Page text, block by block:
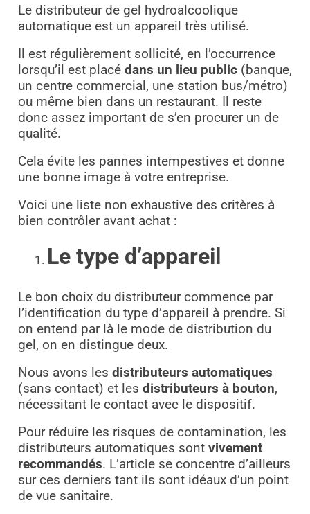
Le distributeur de gel hydroalcoolique
automatique est un appareil très utilisé.
Il est régulièrement sollicité, en l’occurrence
lorsqu’il est placé dans un lieu public(banque,
un centre commercial, une station bus/métro)
ou même bien dans un restaurant. Il reste
donc assez important de s’en procurer un de
qualité.
Cela évite les pannes intempestives et donne
une bonne image à votre entreprise.
Voici une liste non exhaustive des critères à
bien contrôler avant achat :
Le type d’appareil
Le bon choix du distributeur commence par
l’identification du type d’appareil à prendre. Si
on entend par là le mode de distribution du
gel, on en distingue deux.
Nous avons les distributeurs automatiques
(sans contact) et les distributeurs à bouton,
nécessitant le contact avec le dispositif.
Pour réduire les risques de contamination, les
distributeurs automatiques sont vivement
recommandés. L’article se concentre d’ailleurs
sur ces derniers tant ils sont idéaux d’un point
de vue sanitaire.